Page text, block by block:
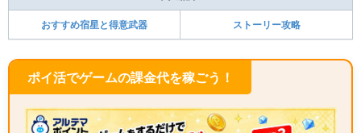
おすすめ宿星と得意武器 ストーリー攻略
ポイ活でゲームの課金代を稼ごう！